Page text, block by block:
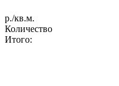
р./кв.м.
Количество
Итого: